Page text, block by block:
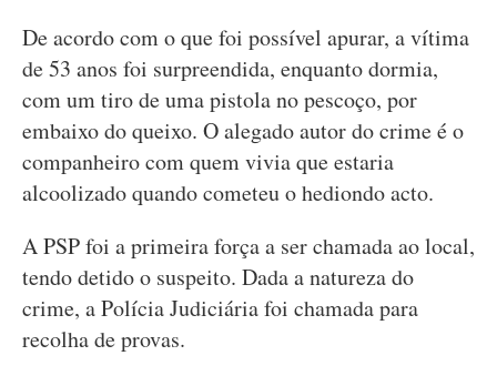
De acordo com o que foi possível apurar, a vítima
de 53 anos foi surpreendida, enquanto dormia,
com um tiro de uma pistola no pescoço, por
embaixo do queixo. O alegado autor do crime é o
companheiro com quem vivia que estaria
alcoolizado quando cometeu o hediondo acto.
A PSP foi a primeira força a ser chamada ao local,
tendo detido o suspeito. Dada a natureza do
crime, a Polícia Judiciária foi chamada para
recolha de provas.